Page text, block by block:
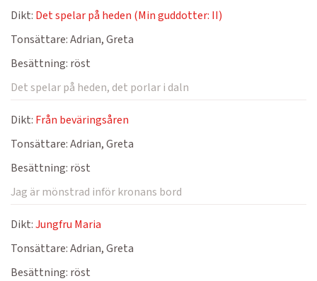
Dikt: Det spelar på heden (Min guddotter: II)
Tonsättare:Adrian, Greta
Besättning: röst
Det spelar på heden, det porlar i daln
Dikt: Från beväringsåren
Tonsättare:Adrian, Greta
Besättning: röst
Jag är mönstrad inför kronans bord
Dikt:Jungfru Maria
Tonsättare:Adrian, Greta
Besättning: röst